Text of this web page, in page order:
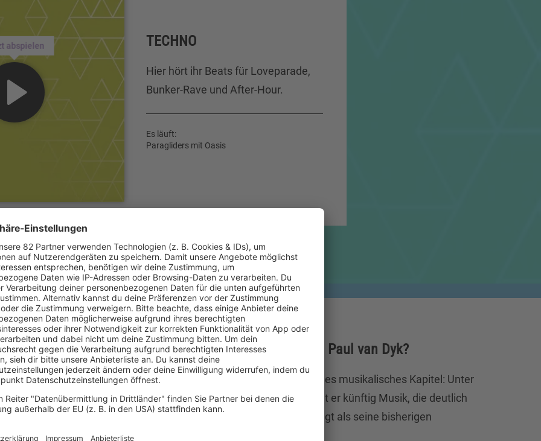
abspielen TECHNO
Hier hört ihr Beats für Loveparade,
Bunker-Rave und After-Hour.
Es läuft:
Paragliders mit Oasis
Was ist das neue Alias von Paul van Dyk?
beginnt ein neues musikalisches Kapitel: Unter
dem NamenAurienveröffentlicht er künftig Musik, die deutlich
ruhiger und atmosphärischer klingt als seine bisherigen